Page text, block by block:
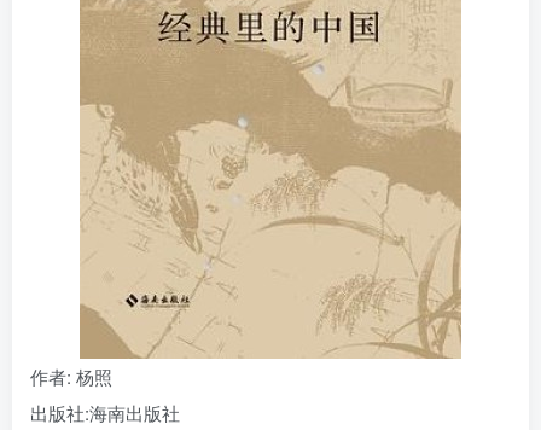
作者: 杨照
出版社:海南出版社
登录密码
记住登录 找回密码 免密登录
社交账号登录